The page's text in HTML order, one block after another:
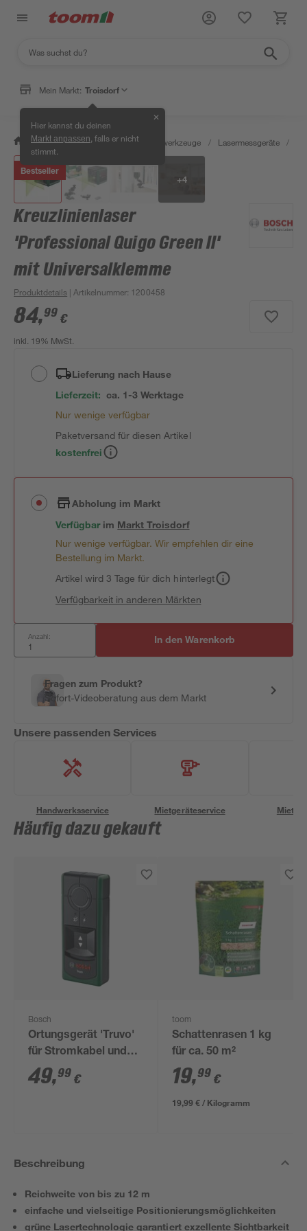
Mein Markt: Troisdorf
Hier kannst du deinen
Markt anpassen , falls er nicht
stimmt.
✕
/ Werkstatt & Maschinen / Messwerkzeuge / Lasermessgeräte /
Bestseller
+4
Kreuzlinienlaser
'Professional Quigo Green II'
mit Universalklemme
Produktdetails | Artikelnummer: 1200458
84,99 €
inkl. 19% MwSt.
Lieferung nach Hause
Lieferzeit: ca. 1-3 Werktage
Nur wenige verfügbar
Paketversand für diesen Artikel
kostenfrei
Abholung im Markt
Verfügbar im MarktTroisdorf
Nur wenige verfügbar. Wir empfehlen dir eine
Bestellung im Markt.
Artikel wird 3 Tage für dich hinterlegt
Verfügbarkeit in anderen Märkten
Anzahl: In den Warenkorb
Fragen zum Produkt?
Sofort-Videoberatung aus dem Markt
Unsere passenden Services
Handwerksservice Mietgeräteservice
Häufig dazu gekauft
Bosch
Ortungsgerät 'Truvo'
für Stromkabel und
Metall
49,99 €
toom
Schattenrasen 1 kg
für ca. 50 m²
19,99 €
19,99 € / Kilogramm
Beschreibung
Reichweite von bis zu 12 m
einfache und vielseitige Positionierungsmöglichkeiten
grüne Lasertechnologie garantiert exzellente Sichtbarkeit